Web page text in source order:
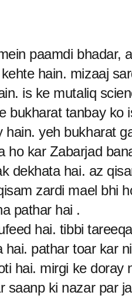
paamdi bhadar,
hain. mizaaj
is ke mutaliq
bukharat tanbay ko
yeh bukharat
ho kar Zabarjad
dekhata hai. az
zardi mael bhi
pathar hai .
hai. tibbi
pathar toar kar
hai. mirgi ke doray
saanp ki nazar par